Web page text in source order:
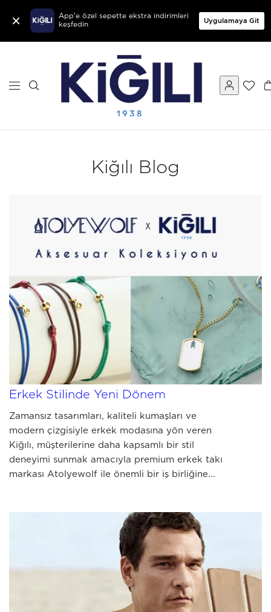
×
App'e özel sepette ekstra indirimleri
keşfedin
Uygulamaya Git
Kiğılı Blog
JULY 10 2026
Kiğılı ve Atolyewolf İş Birliğiyle
Erkek Stilinde Yeni Dönem
Zamansız tasarımları, kaliteli kumaşları ve
modern çizgisiyle erkek modasına yön veren
Kiğılı, müşterilerine daha kapsamlı bir stil
deneyimi sunmak amacıyla premium erkek takı
markası Atolyewolf ile önemli bir iş birliğine...